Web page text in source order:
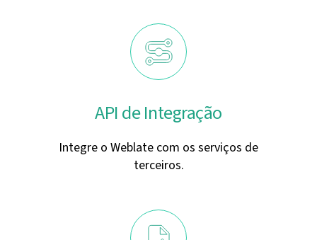
API de Integração
Integre o Weblate com os serviços de
terceiros.